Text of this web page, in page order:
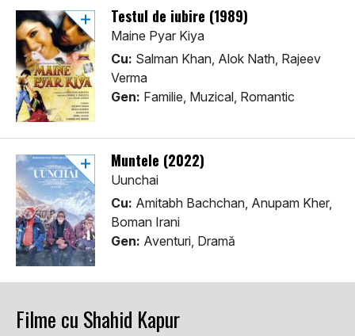
Testul de iubire (1989)
Maine Pyar Kiya
Cu: Salman Khan, Alok Nath, Rajeev
Verma
Gen: Familie, Muzical, Romantic
Muntele (2022)
Uunchai
Cu: Amitabh Bachchan, Anupam Kher,
Boman Irani
Gen: Aventuri, Dramă
Filme cu Shahid Kapur